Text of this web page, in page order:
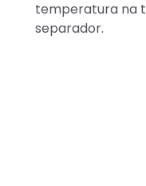
temperatura na
separador.